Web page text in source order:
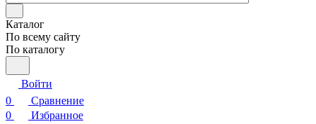
Каталог
По всему сайту
По каталогу
Войти
0
Сравнение
0
Избранное